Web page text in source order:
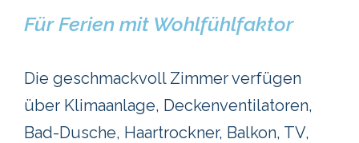
Für Ferien mit Wohlfühlfaktor
Die geschmackvoll Zimmer verfügen
über Klimaanlage, Deckenventilatoren,
Bad-Dusche, Haartrockner, Balkon, TV,